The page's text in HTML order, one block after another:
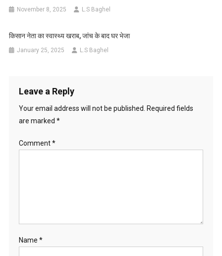
November 8, 2025 L.S Baghel
किसान नेता का स्वास्थ्य खराब, जांच के बाद घर भेजा
January 25, 2025 L.S Baghel
Leave a Reply
Your email address will not be published.
Required fields
are marked *
Comment*
Name *